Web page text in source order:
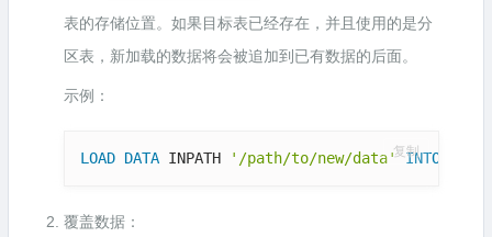
表的存储位置。如果目标表已经存在，并且使用的是分
区表，新加载的数据将会被追加到已有数据的后面。
示例：
LOAD DATA INPATH '/path/to/new/data' INTO
复制
覆盖数据：